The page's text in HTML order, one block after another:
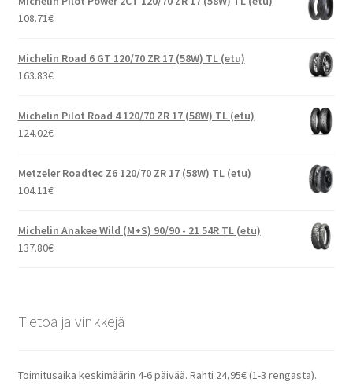
108.71€
Michelin Road 6 GT 120/70 ZR 17 (58W) TL (etu)
163.83€
Michelin Pilot Road 4 120/70 ZR 17 (58W) TL (etu)
124.02€
Metzeler Roadtec Z6 120/70 ZR 17 (58W) TL (etu)
104.11€
Michelin Anakee Wild (M+S) 90/90 - 21 54R TL (etu)
137.80€
Tietoa ja vinkkejä
Toimitusaika keskimäärin 4-6 päivää. Rahti 24,95€ (1-3 rengasta).